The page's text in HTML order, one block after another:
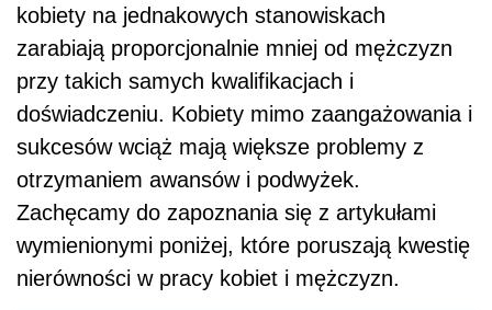
kobiety na jednakowych stanowiskach
zarabiają proporcjonalnie mniej od mężczyzn
przy takich samych kwalifikacjach i
doświadczeniu. Kobiety mimo zaangażowania i
sukcesów wciąż mają większe problemy z
otrzymaniem awansów i podwyżek.
Zachęcamy do zapoznania się z artykułami
wymienionymi poniżej, które poruszają kwestię
nierówności w pracy kobiet i mężczyzn.